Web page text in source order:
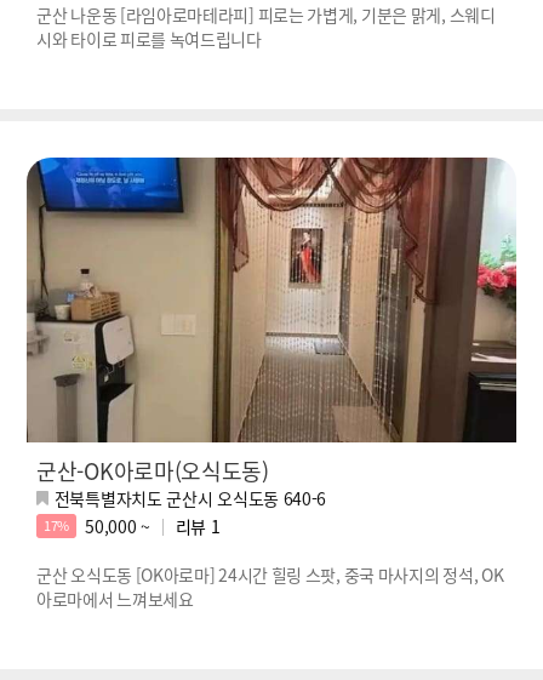
군산 나운동 [라임아로마테라피] 피로는 가볍게, 기분은 맑게, 스웨디
시와 타이로 피로를 녹여드립니다
군산-OK아로마(오식도동)
전북특별자치도 군산시 오식도동 640-6
17% 50,000 ~ 리뷰 1
군산 오식도동 [OK아로마] 24시간 힐링 스팟, 중국 마사지의 정석, OK
아로마에서 느껴보세요